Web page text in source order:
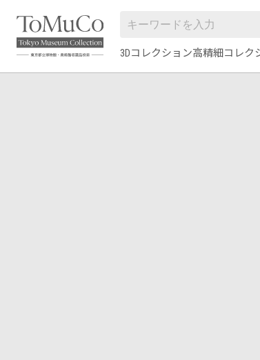
3Dコレクション高精細コレク